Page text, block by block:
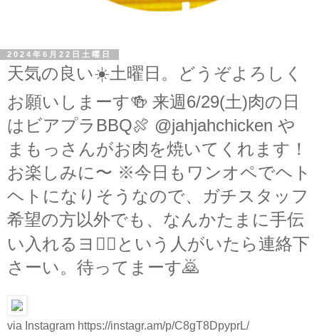
2024年6月22日土曜日
天気の良い☀️土曜日。どうぞよろしく
お願いしまーす🍻 来週6/29(土)肉の日
はビアプラBBQ🍖 @jahjahchicken や
まもっさんがお肉を焼いてくれます！
お楽しみに〜 ※今日もワンオペでヘト
ヘトになりそうなので、ガチスタッフ
希望の方以外でも、なんかたまに手伝
い入れるヨ🙋‍♂️という人がいたら連絡下
さーい。待ってまーす🙇
via Instagram https://instagr.am/p/C8gT8DpyprL/